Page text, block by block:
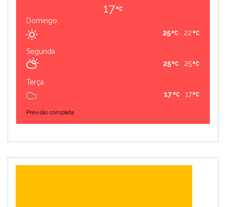
17
Domingo
22
25
Segunda
25
25
Terça
17
17
Previsão completa